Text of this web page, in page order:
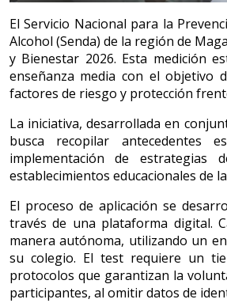
El Servicio Nacional para la
Alcohol (Senda) de la región de
y Bienestar 2026. Esta medición
enseñanza media con el objetivo
factores de riesgo y protección
La iniciativa, desarrollada en
busca recopilar antecedentes
implementación de estrategias
establecimientos educacionales de
El proceso de aplicación se
través de una plataforma digital.
manera autónoma, utilizando un
su colegio. El test requiere un
protocolos que garantizan la
participantes, al omitir datos de